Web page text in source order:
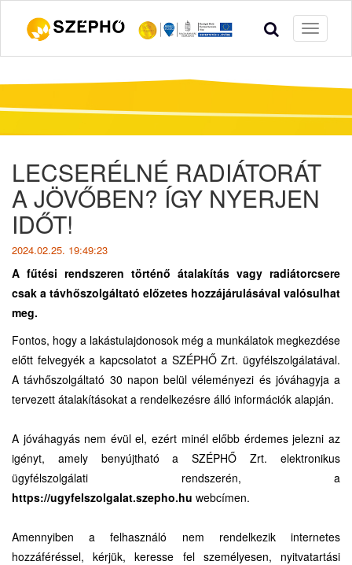
Toggle
LECSERÉLNÉ RADIÁTORÁT
A JÖVŐBEN? ÍGY NYERJEN
IDŐT!
2024.02.25. 19:49:23
A fűtési rendszeren történő átalakítás vagy radiátorcsere
csak a távhőszolgáltató előzetes hozzájárulásával valósulhat
meg.
Fontos, hogy a lakástulajdonosok még a munkálatok megkezdése
előtt felvegyék a kapcsolatot a SZÉPHŐ Zrt. ügyfélszolgálatával.
A távhőszolgáltató 30 napon belül véleményezi és jóváhagyja a
tervezett átalakításokat a rendelkezésre álló információk alapján.
A jóváhagyás nem évül el, ezért minél előbb érdemes jelezni az
igényt, amely benyújtható a SZÉPHŐ Zrt. elektronikus
ügyfélszolgálati rendszerén, a
https://ugyfelszolgalat.szepho.hu webcímen.
Amennyiben a felhasználó nem rendelkezik internetes
hozzáféréssel, kérjük, keresse fel személyesen, nyitvatartási